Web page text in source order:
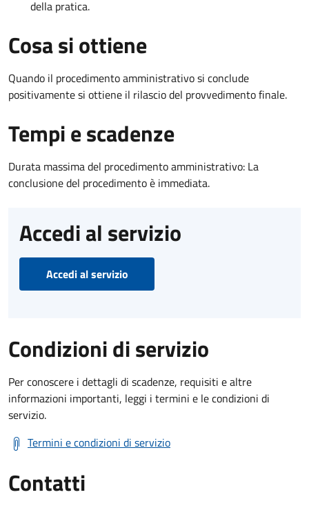
della pratica.
Cosa si ottiene
Quando il procedimento amministrativo si conclude
positivamente si ottiene il rilascio del provvedimento finale.
Tempi e scadenze
Durata massima del procedimento amministrativo: La
conclusione del procedimento è immediata.
Accedi al servizio
Accedi al servizio
Condizioni di servizio
Per conoscere i dettagli di scadenze, requisiti e altre
informazioni importanti, leggi i termini e le condizioni di
servizio.
Termini e condizioni di servizio
Contatti